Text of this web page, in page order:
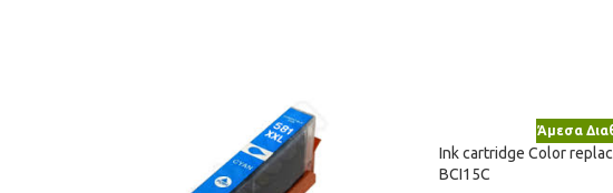
Άμεσα
Ink cartridge Color
BCI15C